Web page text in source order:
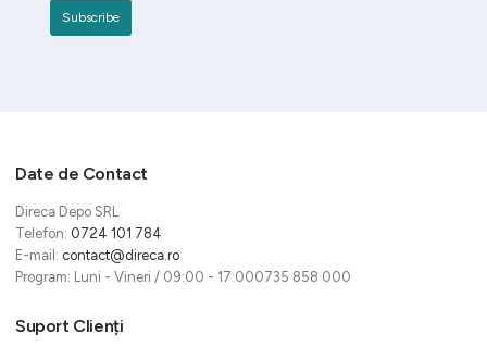
Date de Contact
Direca Depo SRL
Telefon: 0724 101 784
E-mail: contact@direca.ro
Program: Luni - Vineri / 09:00 - 17:000735 858 000
Suport Clienți